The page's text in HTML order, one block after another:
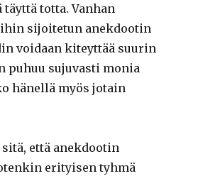
täyttä totta. Vanhan
sijoitetun anekdootin
voidaan kiteyttää suurin
puhuu sujuvasti monia
hänellä myös jotain
että anekdootin
erityisen tyhmä